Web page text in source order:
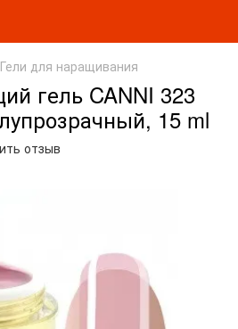
Гели для наращивания
гель CANNI 323
15 ml
отзыв